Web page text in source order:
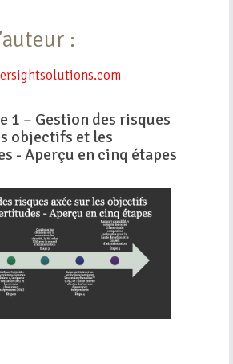
:
1 – Gestion des risques
objectifs et les
- Aperçu en cinq étapes